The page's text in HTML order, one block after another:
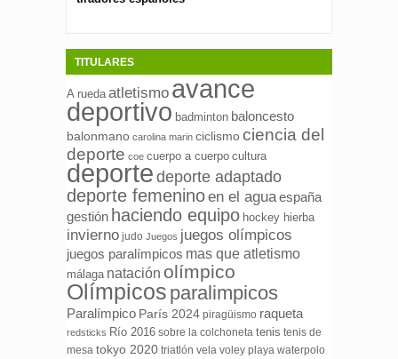
TITULARES
A rueda atletismo avance
deportivo badminton baloncesto
balonmano carolina marin ciclismociencia del
deporte coe cuerpo a cuerpo cultura
deportedeporte adaptado
deporte femeninoen el aguaespaña
gestión haciendo equipo hockey hierba
invierno judo Juegos juegos olímpicos
juegos paralímpicos mas que atletismo
málaga natación olímpico
Olímpicos paralimpicos
Paralímpico París 2024 piragüismo raqueta
redsticks Río 2016 sobre la colchoneta tenis tenis de
mesa tokyo 2020 triatlón vela voley playa waterpolo